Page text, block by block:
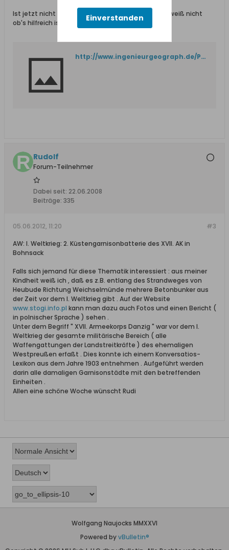
Ist jetzt nicht so mein Zentralinteressengebiet - weiß nicht
ob's hilfreich ist (Neufähr ?):
http://www.ingenieurgeograph.de/Publikationen_/Inventar/PL.pdf
Rudolf
Forum-Teilnehmer
Dabei seit: 22.06.2008
Beiträge: 335
#3
05.06.2012, 11:20
AW: I. Weltkrieg: 2. Küstengarnisonbatterie des XVII. AK in
Bohnsack
Falls sich jemand für diese Thematik interessiert : aus meiner
Kindheit weiß ich , daß es z.B. entlang des Strandweges von
Heubude Richtung Weichselmünde mehrere Betonbunker aus
der Zeit vor dem I. Weltkrieg gibt . Auf der Website
www.stogi.info.pl kann man dazu auch Fotos und einen Bericht (
in polnischer Sprache ) sehen .
Unter dem Begriff " XVII. Armeekorps Danzig " war vor dem I.
Weltkrieg der gesamte militärische Bereich ( alle
Waffengattungen der Landstreitkräfte ) des ehemaligen
Westpreußen erfaßt . Dies konnte ich einem Konversatios-
Lexikon aus dem Jahre 1903 entnehmen . Aufgeführt werden
darin alle damaligen Garnisonstädte mit den betreffenden
Einheiten .
Allen eine schöne Woche wünscht Rudi
Wolfgang Naujocks MMXXVI
Powered byvBulletin®
Einverstanden